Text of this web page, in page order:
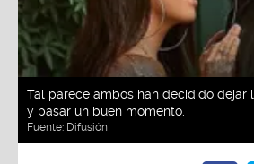
Tal parece ambos han decidido dejar
y pasar un buen momento.
Fuente: Difusión